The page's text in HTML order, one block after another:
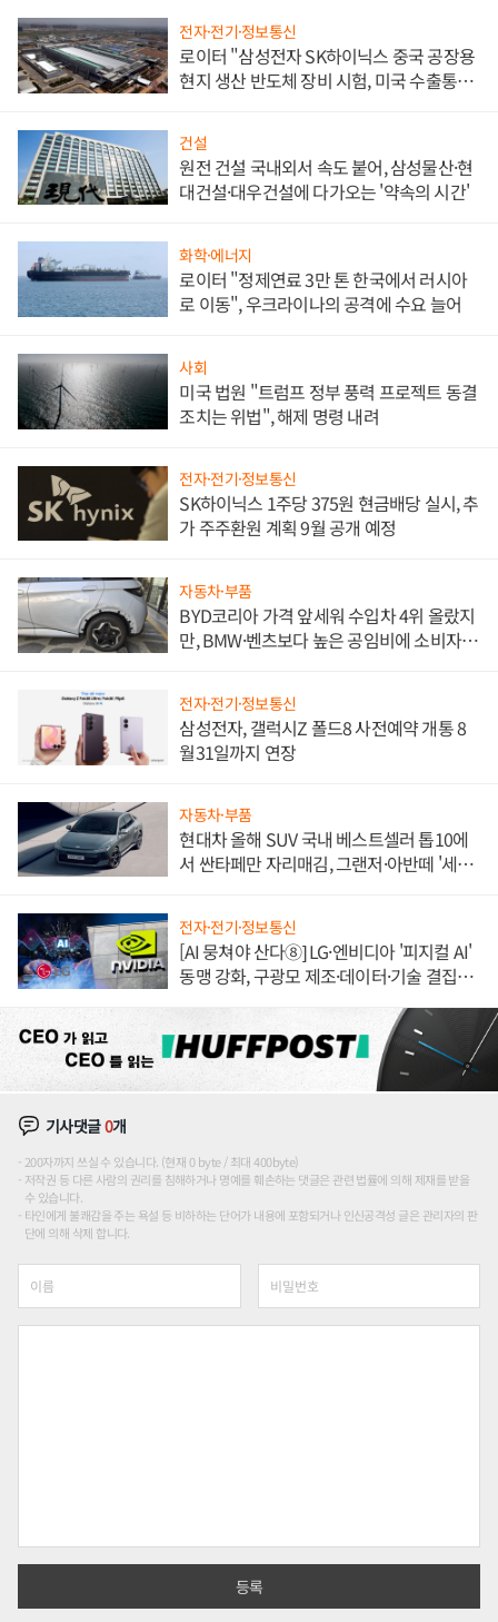
전자·전기·정보통신
로이터 "삼성전자 SK하이닉스 중국 공장용
현지 생산 반도체 장비 시험, 미국 수출통제
건설
원전 건설 국내외서 속도 붙어, 삼성물산·현
대건설·대우건설에 다가오는 '약속의 시간'
화학·에너지
로이터 "정제연료 3만 톤 한국에서 러시아
로 이동", 우크라이나의 공격에 수요 늘어
사회
미국 법원 "트럼프 정부 풍력 프로젝트 동결
조치는 위법", 해제 명령 내려
전자·전기·정보통신
SK하이닉스 1주당 375원 현금배당 실시, 추
가 주주환원 계획 9월 공개 예정
자동차·부품
BYD코리아 가격 앞세워 수입차 4위 올랐지
만, BMW·벤츠보다 높은 공임비에 소비자
전자·전기·정보통신
삼성전자, 갤럭시Z 폴드8 사전예약 개통 8
월31일까지 연장
자동차·부품
현대차 올해 SUV 국내 베스트셀러 톱10에
서 싼타페만 자리매김, 그랜저·아반떼 '세단
전자·전기·정보통신
[AI 뭉쳐야 산다⑧] LG·엔비디아 '피지컬 AI'
동맹 강화, 구광모 제조·데이터·기술 결집
기사댓글0개
200자까지 쓰실 수 있습니다. (현재 0 byte / 최대 400byte)
저작권 등 다른 사람의 권리를 침해하거나 명예를 훼손하는 댓글은 관련 법률에 의해 제재를 받을
수 있습니다.
타인에게 불쾌감을 주는 욕설 등 비하하는 단어가 내용에 포함되거나 인신공격성 글은 관리자의 판
단에 의해 삭제 합니다.